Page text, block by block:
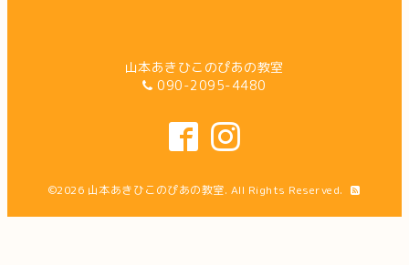
山本あきひこのぴあの教室
090-2095-4480
©2026 山本あきひこのぴあの教室. All Rights Reserved.